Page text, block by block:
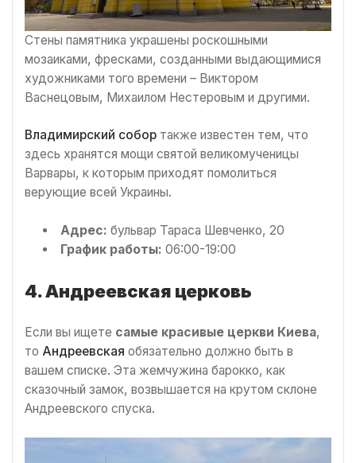
Стены памятника украшены роскошными
мозаиками, фресками, созданными выдающимися
художниками того времени – Виктором
Васнецовым, Михаилом Нестеровым и другими.
Владимирский собор также известен тем, что
здесь хранятся мощи святой великомученицы
Варвары, к которым приходят помолиться
верующие всей Украины.
Адрес: бульвар Тараса Шевченко, 20
График работы: 06:00-19:00
4. Андреевская церковь
Если вы ищете самые красивые церкви Киева,
то Андреевская обязательно должно быть в
вашем списке. Эта жемчужина барокко, как
сказочный замок, возвышается на крутом склоне
Андреевского спуска.